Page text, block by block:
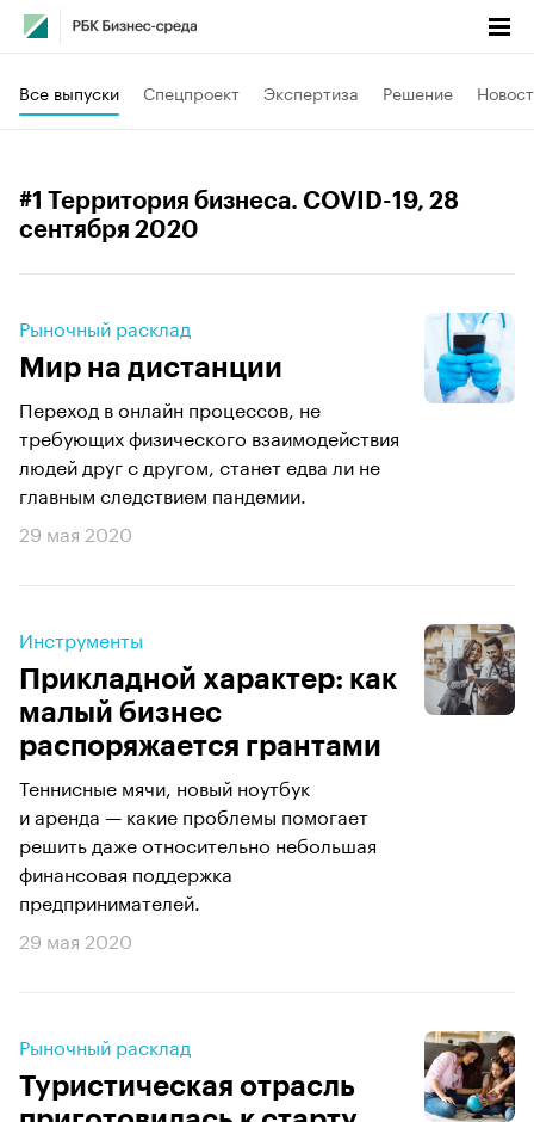
Все выпуски Спецпроект Экспертиза Решение
#1 Территория бизнеса. COVID-19, 28
сентября 2020
Рыночный расклад
Мир на дистанции
Переход в онлайн процессов, не
требующих физического взаимодействия
людей друг с другом, станет едва ли не
главным следствием пандемии.
29 мая 2020
Инструменты
Прикладной характер: как
малый бизнес
распоряжается грантами
Теннисные мячи, новый ноутбук
и аренда — какие проблемы помогает
решить даже относительно небольшая
финансовая поддержка
предпринимателей.
29 мая 2020
Рыночный расклад
Туристическая отрасль